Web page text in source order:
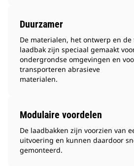
Duurzamer
De materialen, het ontwerp en
laadbak zijn speciaal gemaakt
ondergrondse omgevingen en
transporteren abrasieve
materialen.
Modulaire voordelen
De laadbakken zijn voorzien van
uitvoering en kunnen daardoor
gemonteerd.